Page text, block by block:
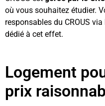
où vous souhaitez étudier.
responsables du CROUS via
dédié à cet effet.
Logement
prix